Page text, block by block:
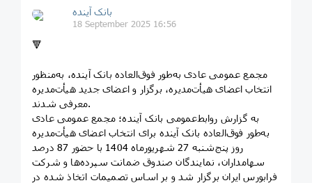
بانک آینده
18 September 2025 16:56
🔻
مجمع عمومی عادی به‌طور فوق‌العاده بانک آینده، به‌منظور
انتخاب اعضای هیأت‌مدیره، برگزار و اعضای جدید هیأت‌مدیره
معرفی شدند.
به گزارش روابط‌عمومی بانک آینده؛ مجمع عمومی عادی
به‌طور فوق‌العاده بانک آینده برای انتخاب اعضای هیأت‌مدیره
روز پنج‌شنبه 27 شهریورماه 1404 با حضور 87 درصد
سهامداران، نمایندگان صندوق ضمانت سپرده‌ها و شرکت
فرابورس ایران برگزار شد و بر اساس تصمیمات اتخاذ شده در